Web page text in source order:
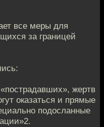
все меры для
за границей
жертв
оказаться и прямые
подосланные